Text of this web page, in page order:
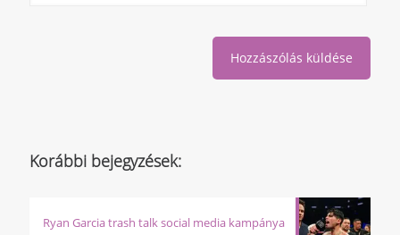
Korábbi bejegyzések:
Ryan Garcia trash talk social media kampánya